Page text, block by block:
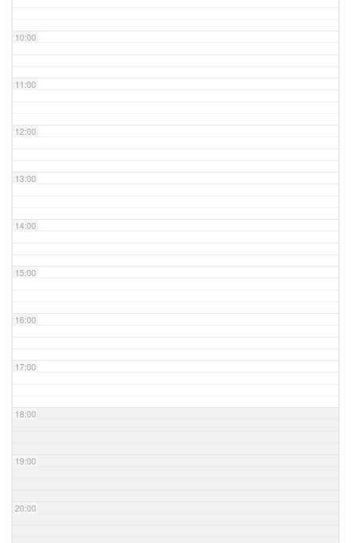
10:00
11:00
12:00
13:00
14:00
15:00
16:00
17:00
18:00
19:00
20:00